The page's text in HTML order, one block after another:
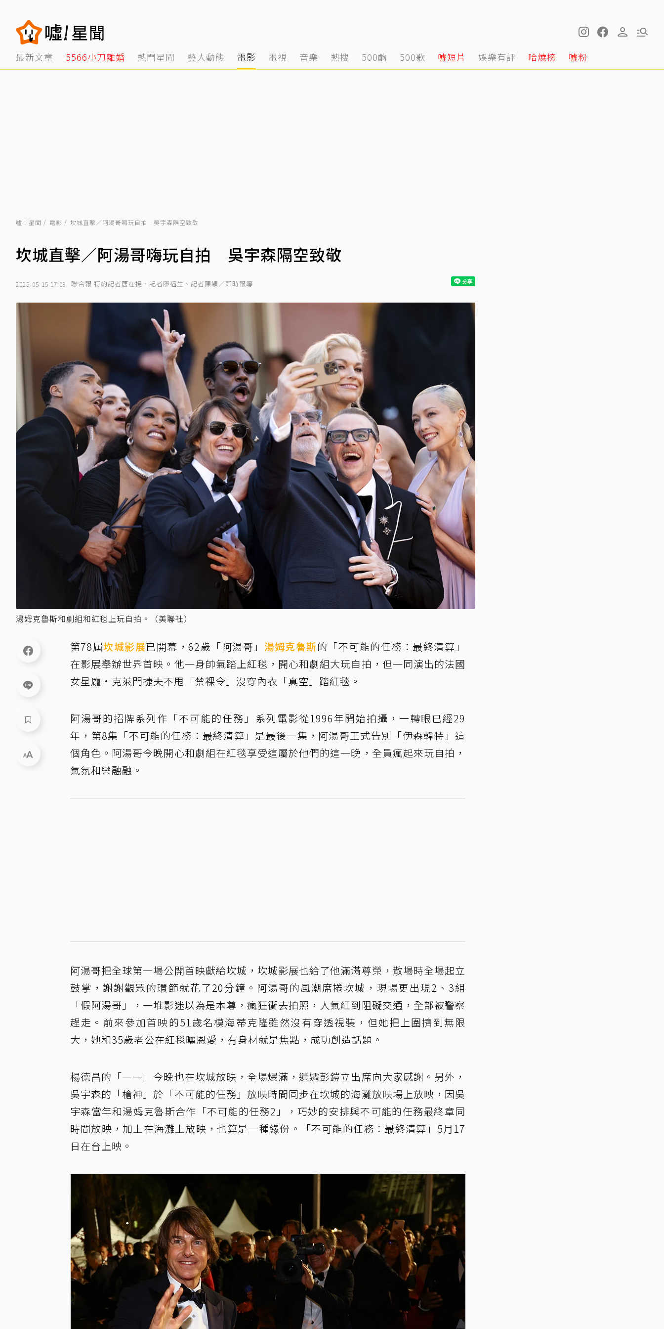
最新文章 5566小刀離婚 熱門星聞 藝人動態 電影 電視 音樂 熱搜 500齣 500歌 噓短片 娛樂有評 哈燒榜 噓粉
噓！星聞 電影 坎城直擊／阿湯哥嗨玩自拍 吳宇森隔空致敬
坎城直擊／阿湯哥嗨玩自拍 吳宇森隔空致敬
2025-05-15 17:09 聯合報 特約記者唐在揚、記者廖福生、記者陳穎／即時報導
湯姆克魯斯和劇組和紅毯上玩自拍。（美聯社）
第78屆坎城影展已開幕，62歲「阿湯哥」 湯姆克魯斯的「不可能的任務：最終清算」
在影展舉辦世界首映。他一身帥氣踏上紅毯，開心和劇組大玩自拍，但一同演出的法國
女星龐·克萊門捷夫不甩「禁裸令」沒穿內衣「真空」踏紅毯。
阿湯哥的招牌系列作「不可能的任務」系列電影從1996年開始拍攝，一轉眼已經29
年，第8集「不可能的任務：最終清算」是最後一集，阿湯哥正式告別「伊森韓特」這
個角色。阿湯哥今晚開心和劇組在紅毯享受這屬於他們的這一晚，全員瘋起來玩自拍，
氣氛和樂融融。
阿湯哥把全球第一場公開首映獻給坎城，坎城影展也給了他滿滿尊榮，散場時全場起立
鼓掌，謝謝觀眾的環節就花了20分鐘。阿湯哥的風潮席捲坎城，現場更出現2、3組
「假阿湯哥」，一堆影迷以為是本尊，瘋狂衝去拍照，人氣紅到阻礙交通，全部被警察
趕走。前來參加首映的51歲名模海蒂克隆雖然沒有穿透視裝，但她把上圍擠到無限
大，她和35歲老公在紅毯曬恩愛，有身材就是焦點，成功創造話題。
楊德昌的「一一」今晚也在坎城放映，全場爆滿，遺孀彭鎧立出席向大家感謝。另外，
吳宇森的「槍神」於「不可能的任務」放映時間同步在坎城的海灘放映場上放映，因吳
宇森當年和湯姆克魯斯合作「不可能的任務2」，巧妙的安排與不可能的任務最終章同
時間放映，加上在海灘上放映，也算是一種緣份。「不可能的任務：最終清算」5月17
日在台上映。